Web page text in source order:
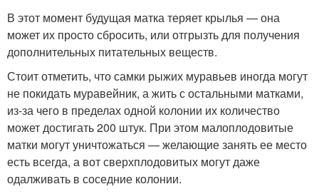
В этот момент будущая матка теряет крылья — она
может их просто сбросить, или отгрызть для получения
дополнительных питательных веществ.
Стоит отметить, что самки рыжих муравьев иногда могут
не покидать муравейник, а жить с остальными матками,
из-за чего в пределах одной колонии их количество
может достигать 200 штук. При этом малоплодовитые
матки могут уничтожаться — желающие занять ее место
есть всегда, а вот сверхплодовитых могут даже
одалживать в соседние колонии.